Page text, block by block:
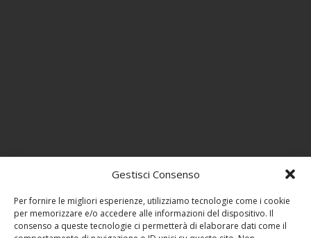
Gestisci Consenso
Per fornire le migliori esperienze, utilizziamo tecnologie come i cookie
per memorizzare e/o accedere alle informazioni del dispositivo. Il
consenso a queste tecnologie ci permetterà di elaborare dati come il